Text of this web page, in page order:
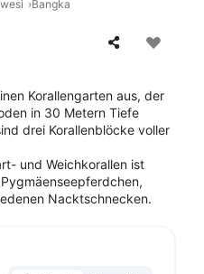
Bangka
Korallengarten aus, der
in 30 Metern Tiefe
drei Korallenblöcke voller
und Weichkorallen ist
Nacktschnecken.